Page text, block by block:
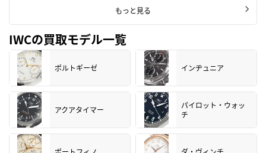
もっと見る
IWCの買取モデル一覧
ポルトギーゼ インヂュニア
アクアタイマー
パイロット・ウォッ
チ